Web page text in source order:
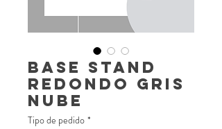
Base Stand
redondo gris
nube
Tipo de pedido *